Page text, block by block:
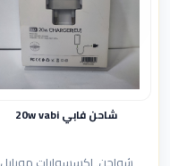
شاحن فابي 20w vabi